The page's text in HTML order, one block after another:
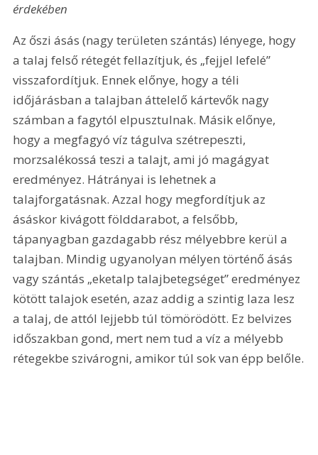
érdekében
Az őszi ásás (nagy területen szántás) lényege, hogy
a talaj felső rétegét fellazítjuk, és „fejjel lefelé”
visszafordítjuk. Ennek előnye, hogy a téli
időjárásban a talajban áttelelő kártevők nagy
számban a fagytól elpusztulnak. Másik előnye,
hogy a megfagyó víz tágulva szétrepeszti,
morzsalékossá teszi a talajt, ami jó magágyat
eredményez. Hátrányai is lehetnek a
talajforgatásnak. Azzal hogy megfordítjuk az
ásáskor kivágott földdarabot, a felsőbb,
tápanyagban gazdagabb rész mélyebbre kerül a
talajban. Mindig ugyanolyan mélyen történő ásás
vagy szántás „eketalp talajbetegséget” eredményez
kötött talajok esetén, azaz addig a szintig laza lesz
a talaj, de attól lejjebb túl tömörödött. Ez belvizes
időszakban gond, mert nem tud a víz a mélyebb
rétegekbe szivárogni, amikor túl sok van épp belőle.